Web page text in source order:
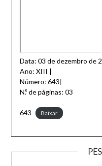
Data: 03 de dezembro de
Ano: XIII |
Número: 643|
N.º de páginas: 03
643 Baixar